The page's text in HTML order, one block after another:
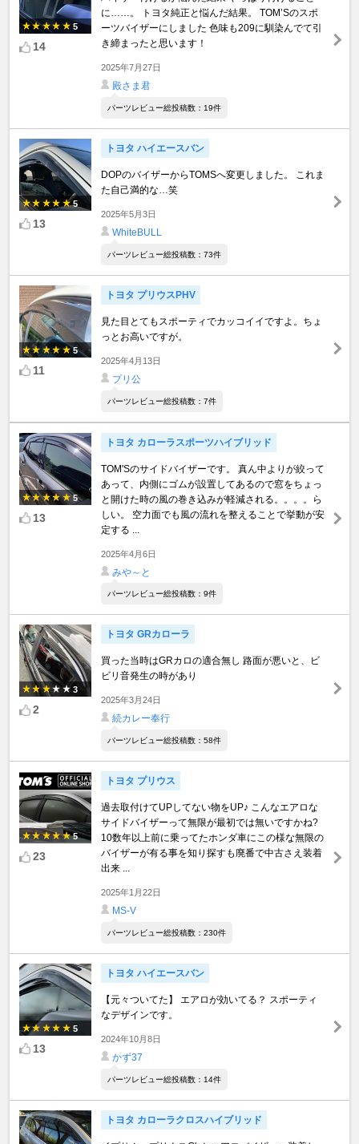
5
14
に……。 トヨタ純正と悩んだ結果。 TOM’Sのスポ
ーツバイザーにしました 色味も209に馴染んでて引
き締まったと思います！
2025年7月27日
殿さま君
パーツレビュー総投稿数：19件
5
13
トヨタ ハイエースバン
DOPのバイザーからTOMSへ変更しました。 これま
た自己満的な…笑
2025年5月3日
WhiteBULL
パーツレビュー総投稿数：73件
5
11
トヨタ プリウスPHV
見た目とてもスポーティでカッコイイですよ。ちょ
っとお高いですが。
2025年4月13日
プリ公
パーツレビュー総投稿数：7件
5
13
トヨタ カローラスポーツハイブリッド
TOM'Sのサイドバイザーです。 真ん中よりが絞って
あって、内側にゴムが設置してあるので窓をちょっ
と開けた時の風の巻き込みが軽減される。。。。ら
しい。 空力面でも風の流れを整えることで挙動が安
定する ...
2025年4月6日
みや～と
パーツレビュー総投稿数：9件
3
2
トヨタ GRカローラ
買った当時はGRカロの適合無し 路面が悪いと、ビ
ビリ音発生の時があり
2025年3月24日
続カレー奉行
パーツレビュー総投稿数：58件
5
23
トヨタ プリウス
過去取付けてUPしてない物をUP♪ こんなエアロな
サイドバイザーって無限が最初では無いですかね?
10数年以上前に乗ってたホンダ車にこの様な無限の
バイザーが有る事を知り探すも廃番で中古さえ装着
出来 ...
2025年1月22日
MS-V
パーツレビュー総投稿数：230件
5
13
トヨタ ハイエースバン
【元々ついてた】 エアロが効いてる？ スポーティ
なデザインです。
2024年10月8日
かず37
パーツレビュー総投稿数：14件
トヨタ カローラクロスハイブリッド